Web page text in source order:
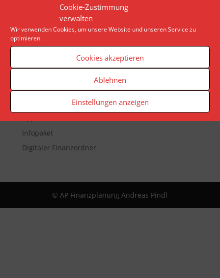
Cookie-Zustimmung
verwalten
Wir verwenden Cookies, um unsere Website und unseren Service zu
optimieren.
Cookies akzeptieren
Ablehnen
Einstellungen anzeigen
Maue Konjunkturdaten lassen die Anleger am
deutschen Aktienmarkt kalt. An die Spitze der Dax-
Gewinner setzt sich Siemens Energy.
Newsletter
Infopaket
Digitaler Finanzordner
© AP Finanzplanung Andreas Pindl